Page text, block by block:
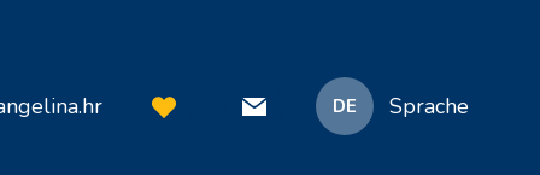
DE Sprache